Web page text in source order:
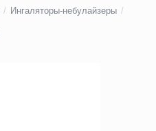
/ Ингаляторы-небулайзеры /